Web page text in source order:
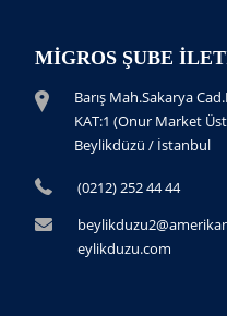
MIGROS ŞUBE
Barış Mah.Sakarya
KAT:1 (Onur Market
Beylikdüzü / İstanbul
(0212) 252 44 44
eylikduzu.com